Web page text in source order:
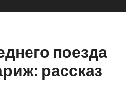
поезда
рассказ